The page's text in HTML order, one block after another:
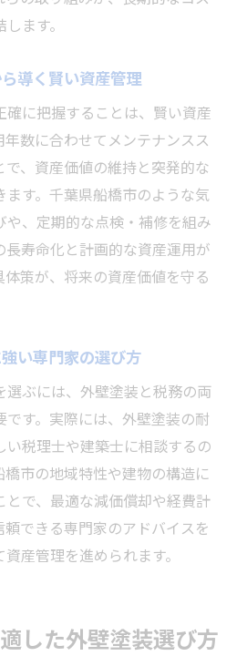
ます。
導く賢い資産管理
に把握することは、賢い資産
数に合わせてメンテナンスス
、資産価値の維持と突発的な
す。千葉県船橋市のような気
、定期的な点検・補修を組み
寿命化と計画的な資産運用が
策が、将来の資産価値を守る
い専門家の選び方
選ぶには、外壁塗装と税務の両
す。実際には、外壁塗装の耐
税理士や建築士に相談するの
市の地域特性や建物の構造に
で、最適な減価償却や経費計
できる専門家のアドバイスを
産管理を進められます。
した外壁塗装選び方